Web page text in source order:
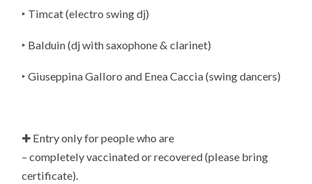
‣ Timcat (electro swing dj)
‣ Balduin (dj with saxophone & clarinet)
‣ Giuseppina Galloro and Enea Caccia (swing dancers)
✚ Entry only for people who are
– completely vaccinated or recovered (please bring
certificate).